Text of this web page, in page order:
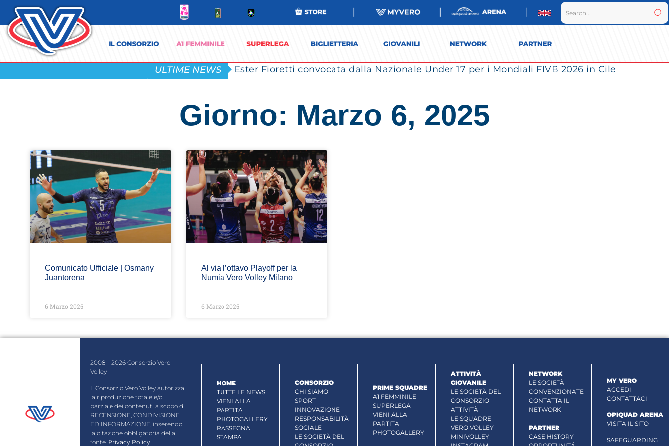
ULTIME NEWS Ester Fioretti convocata dalla Nazionale Under 17 per i Mondiali FIVB 2026 in Cile
Giorno: Marzo 6, 2025
Comunicato Ufficiale | Osmany
Juantorena
6 Marzo 2025
Al via l’ottavo Playoff per la
Numia Vero Volley Milano
6 Marzo 2025
2008 – 2026 Consorzio Vero
Volley
Il Consorzio Vero Volley autorizza
la riproduzione totale e/o
parziale dei contenuti a scopo di
RECENSIONE, CONDIVISIONE
ED INFORMAZIONE, inserendo
la citazione obbligatoria della
fonte. Privacy Policy
HOME
TUTTE LE NEWS
VIENI ALLA
PARTITA
PHOTOGALLERY
RASSEGNA
STAMPA
CONSORZIO
CHI SIAMO
SPORT
INNOVAZIONE
RESPONSABILITÀ
SOCIALE
LE SOCIETÀ DEL
PRIME SQUADRE
A1 FEMMINILE
SUPERLEGA
VIENI ALLA
PARTITA
PHOTOGALLERY
ATTIVITÀ
GIOVANILE
LE SOCIETÀ DEL
CONSORZIO
ATTIVITÀ
LE SQUADRE
VERO VOLLEY
MINIVOLLEY
NETWORK
LE SOCIETÀ
CONVENZIONATE
CONTATTA IL
NETWORK
PARTNER
CASE HISTORY
MY VERO
ACCEDI
CONTATTACI
OPIQUAD ARENA
VISITA IL SITO
SAFEGUARDING